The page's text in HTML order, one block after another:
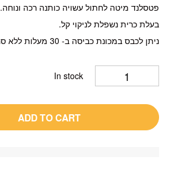
פטסלנד מיטה לחתול עשויה כותנה רכה ונוחה.
בעלת כרית נשפלת לניקוי קל.
ניתן לכבס במכונת כביסה ב- 30 מעלות ללא סחיטה.
In stock
ADD TO CART